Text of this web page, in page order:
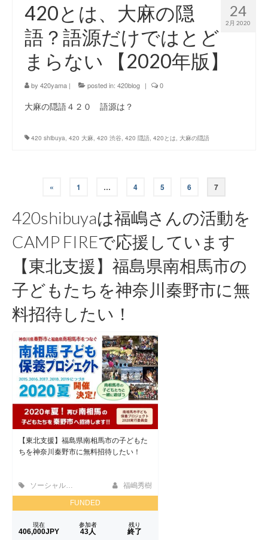
24
2月 2020
420とは、大麻の隠
語？語源だけではとど
まらない 【2020年版】
by 420yama | posted in: 420blog | 0
大麻の隠語４２０ 語源は？
420 shibuya 420 大麻 420 渋谷 420 隠語 420とは 大麻の隠語
稿
ナ
ビ
ゲ
ー
シ
ョ
ン
« 1 … 4 5 6 7
420shibuyaは福嶋さんの活動を
CAMP FIREで応援しています
【東北支援】福島県南相馬市の
子どもたちを神奈川秦野市に無
料招待したい！